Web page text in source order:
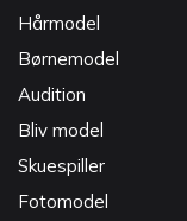
Hårmodel
Børnemodel
Audition
Bliv model
Skuespiller
Fotomodel